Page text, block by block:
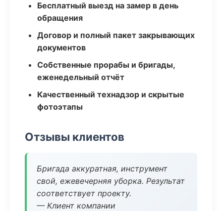
Бесплатный выезд на замер в день
обращения
Договор и полный пакет закрывающих
документов
Собственные прорабы и бригады,
еженедельный отчёт
Качественный технадзор и скрытые
фотоэтапы
Отзывы клиентов
Бригада аккуратная, инструмент
свой, ежевечерняя уборка. Результат
соответствует проекту.
— Клиент компании